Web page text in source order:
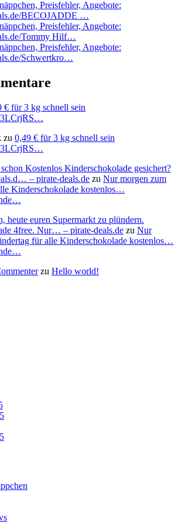
Preisfehler, Angebote:
BECOJADDE …
Preisfehler, Angebote:
Tommy Hilf…
Preisfehler, Angebote:
Schwertkro…
€ für 3 kg schnell sein
3LCrjRS…
zu 0,49 € für 3 kg schnell sein
3LCrjRS…
Kostenlos Kinderschokolade gesichert?
– pirate-deals.de zu Nur morgen zum
Kinderschokolade kostenlos…
heute euren Supermarkt zu plündern.
4free. Nur… – pirate-deals.de zu Nur
für alle Kinderschokolade kostenlos…
zu Hello world!